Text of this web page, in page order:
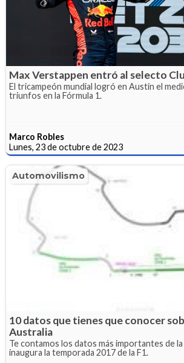
Max Verstappen entró al selecto
El tricampeón mundial logró en Austin el
triunfos en la Fórmula 1.
Marco Robles
Lunes, 23 de octubre de 2023
Automovilismo
10 datos que tienes que conocer
Australia
Te contamos los datos más importantes de
inaugura la temporada 2017 de la F1.